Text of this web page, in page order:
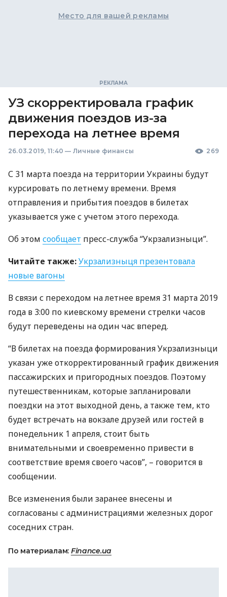
Место для вашей рекламы
УЗ скорректировала график
движения поездов из-за
перехода на летнее время
26.03.2019, 11:40 — Личные финансы 269
С 31 марта поезда на территории Украины будут
курсировать по летнему времени. Время
отправления и прибытия поездов в билетах
указывается уже с учетом этого перехода.
Об этом сообщает пресс-служба “Укрзализныци”.
Читайте также:Укрзализныця презентовала
новые вагоны
В связи с переходом на летнее время 31 марта 2019
года в 3:00 по киевскому времени стрелки часов
будут переведены на один час вперед.
“В билетах на поезда формирования Укрзализныци
указан уже откорректированный график движения
пассажирских и пригородных поездов. Поэтому
путешественникам, которые запланировали
поездки на этот выходной день, а также тем, кто
будет встречать на вокзале друзей или гостей в
понедельник 1 апреля, стоит быть
внимательными и своевременно привести в
соответствие время своего часов”, – говорится в
сообщении.
Все изменения были заранее внесены и
согласованы с администрациями железных дорог
соседних стран.
По материалам: Finance.ua